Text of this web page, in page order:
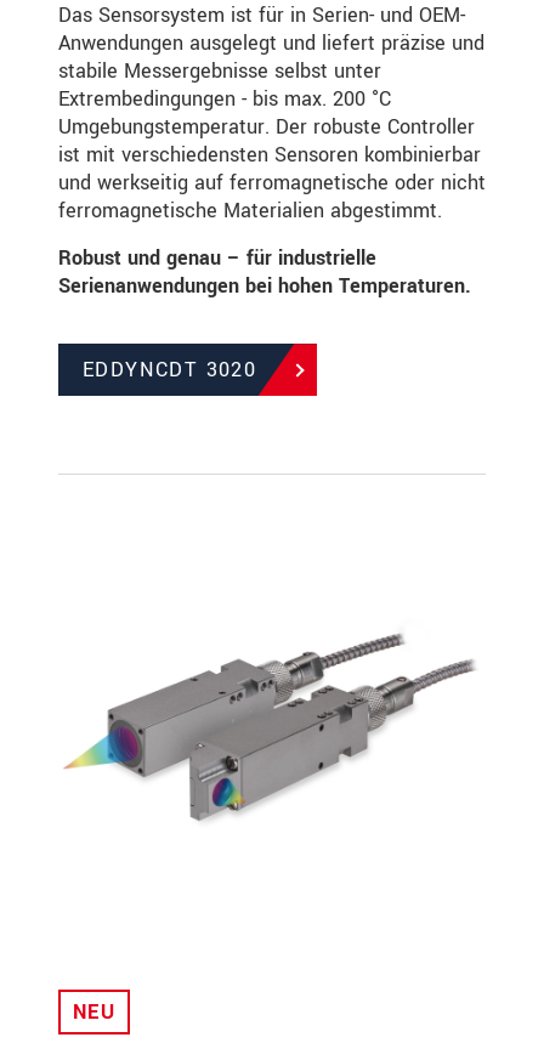
Das Sensorsystem ist für in Serien- und OEM-
Anwendungen ausgelegt und liefert präzise und
stabile Messergebnisse selbst unter
Extrembedingungen - bis max. 200 °C
Umgebungstemperatur. Der robuste Controller
ist mit verschiedensten Sensoren kombinierbar
und werkseitig auf ferromagnetische oder nicht
ferromagnetische Materialien abgestimmt.
Robust und genau – für industrielle
Serienanwendungen bei hohen Temperaturen.
EDDYNCDT 3020
NEU